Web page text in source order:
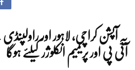
یہ آپشن کراچی، لاہور اور
آئی پی اور پریمیم انکلوژر کیلئے ہوگا